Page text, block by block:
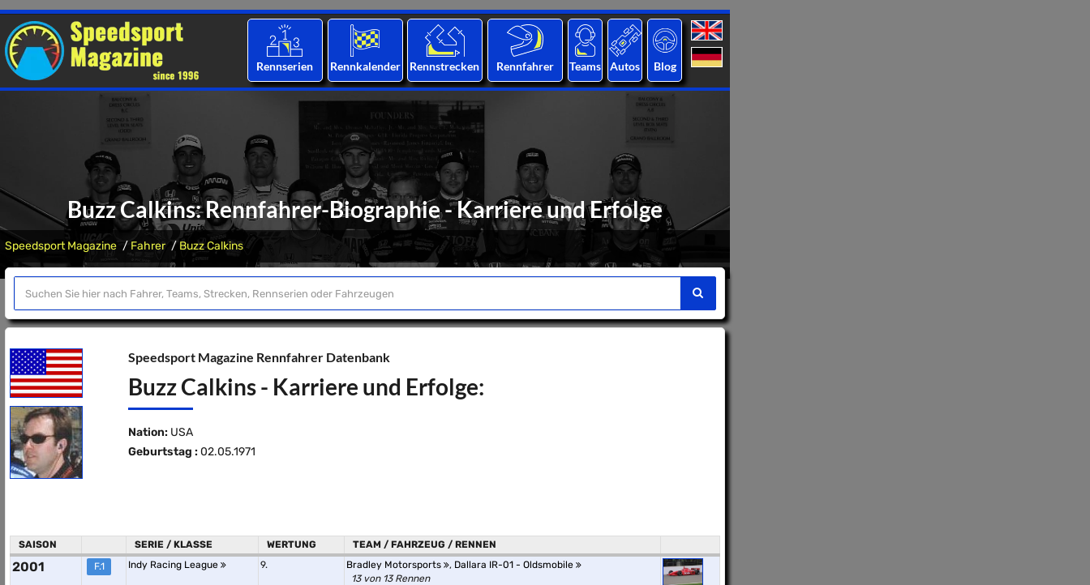
Rennserien Rennkalender Rennstrecken Rennfahrer Teams Autos Blog
Buzz Calkins: Rennfahrer-Biographie - Karriere und Erfolge
Speedsport Magazine Fahrer Buzz Calkins
Speedsport Magazine Rennfahrer Datenbank
Buzz Calkins - Karriere und Erfolge:
Nation: USA
Geburtstag : 02.05.1971
SAISON SERIE / KLASSE WERTUNG TEAM / FAHRZEUG / RENNEN
2001 F.1 Indy Racing League 9. Bradley Motorsports , Dallara IR-01 - Oldsmobile
13 von 13 Rennen